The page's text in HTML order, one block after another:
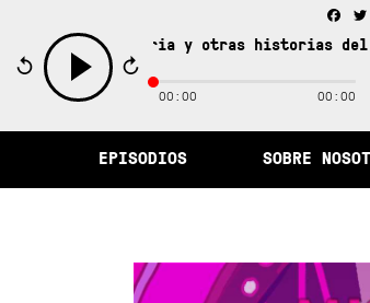
de la memoria y otras historias del
play 00:00 00:00
EPISODIOS SOBRE